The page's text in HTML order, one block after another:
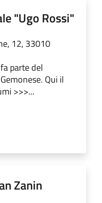
"Ugo Rossi"
12, 33010
parte del
Qui il
>>>...
Zanin